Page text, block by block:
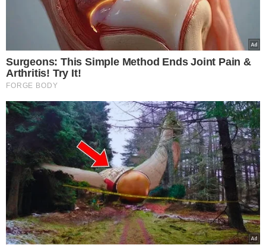
Em relação ao ex-diretor de benefícios do INSS, André
a AGU informou que instaurou um procedimento
preparatório para eventual ação por improbidade
administrativa. A operação continua em andamento com
o objetivo de recuperar os valores desviados e
responsabilizar todos os envolvidos, tanto do setor
privado quanto servidores públicos.
EMPRESAS E SÓCIOS CITADOS
.
Eric Fidelis Sociedade Individual de Advocacia e seu
sócio Eric Douglas Martins Fidelis;
. Rodrigues e Lima Advogados Associados e sua sócia
Cecília Rodrigues Mota;
.
Xavier Fonseca Consultoria Ltda. e sua sócia Maria Paula
Xavier da Fonseca Oliveira;
Acca Consultoria Empresarial e seus sócios Romeu
Carvalho Antunes, Milton Salvador de Almeida e Antonio
Carlos Camilo Antunes;
.Arpar Administração, Participação e Empreendimento